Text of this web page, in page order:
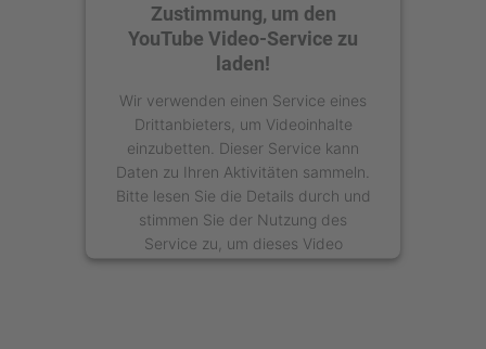
Zustimmung, um den
YouTube Video-Service zu
laden!
Wir verwenden einen Service eines
Drittanbieters, um Videoinhalte
einzubetten. Dieser Service kann
Daten zu Ihren Aktivitäten sammeln.
Bitte lesen Sie die Details durch und
stimmen Sie der Nutzung des
Service zu, um dieses Video
anzusehen.